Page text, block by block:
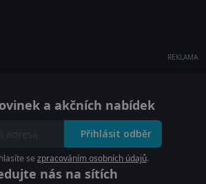
REKLAMA
a akčních nabídek
Přihlásit odběr
se zpracováním osobních údajů.
nás na sítích